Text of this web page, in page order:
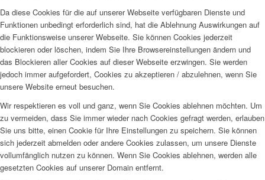
Da diese Cookies für die auf unserer Webseite verfügbaren Dienste und
Funktionen unbedingt erforderlich sind, hat die Ablehnung Auswirkungen auf
die Funktionsweise unserer Webseite. Sie können Cookies jederzeit
blockieren oder löschen, indem Sie Ihre Browsereinstellungen ändern und
das Blockieren aller Cookies auf dieser Webseite erzwingen. Sie werden
jedoch immer aufgefordert, Cookies zu akzeptieren / abzulehnen, wenn Sie
unsere Website erneut besuchen.
Wir respektieren es voll und ganz, wenn Sie Cookies ablehnen möchten. Um
zu vermeiden, dass Sie immer wieder nach Cookies gefragt werden, erlauben
Sie uns bitte, einen Cookie für Ihre Einstellungen zu speichern. Sie können
sich jederzeit abmelden oder andere Cookies zulassen, um unsere Dienste
vollumfänglich nutzen zu können. Wenn Sie Cookies ablehnen, werden alle
gesetzten Cookies auf unserer Domain entfernt.